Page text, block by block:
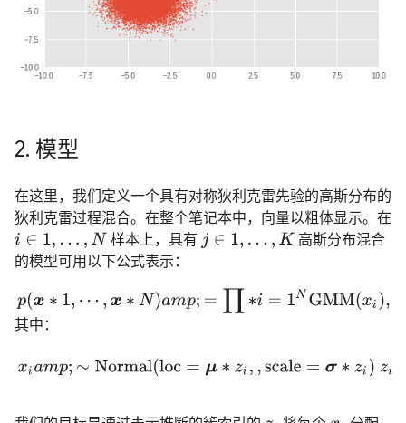
2. 模型
在这里，我们定义一个具有对称狄利克雷先验的高斯分布的
狄利克雷过程混合。在整个笔记本中，向量以粗体显示。在
i∈1 …, N 样本上，具有 j∈1 …,K
高斯分布混合
的模型可用以下公式表示：
p(x∗ 1, ⋯, x∗ N ) am p =∏ ∗i=1NGMM ), a mp ,其中;GMM(xi) =∑
其中：